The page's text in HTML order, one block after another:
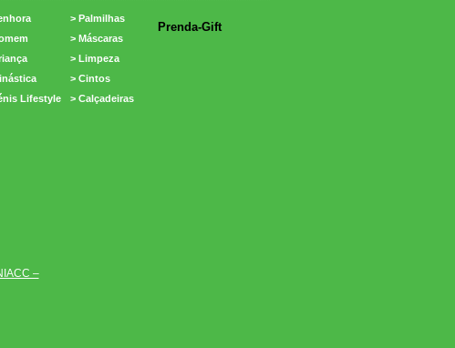
Lifestyle
> Palmilhas
> Máscaras
> Limpeza
> Cintos
> Calçadeiras
Prenda-Gift
–